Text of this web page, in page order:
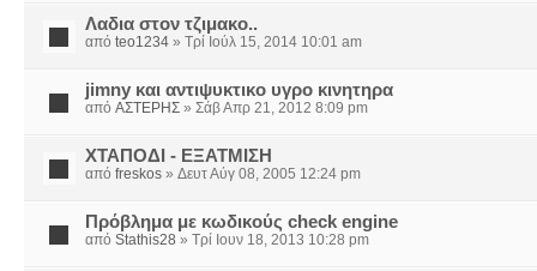
Λαδια στον τζιμακο..
από teo1234 » Τρί Ιούλ 15, 2014 10:01 am
jimny και αντιψυκτικο υγρο κινητηρα
από ΑΣΤΕΡΗΣ » Σάβ Απρ 21, 2012 8:09 pm
ΧΤΑΠΟΔΙ - ΕΞΑΤΜΙΣΗ
από freskos » Δευτ Αύγ 08, 2005 12:24 pm
Πρόβλημα με κωδικούς check engine
από Stathis28 » Τρί Ιουν 18, 2013 10:28 pm